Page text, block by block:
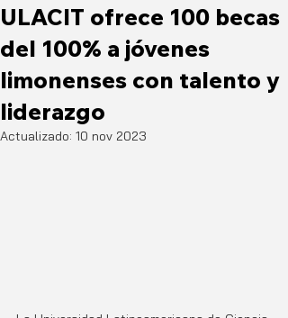
ULACIT ofrece 100 becas
del 100% a jóvenes
limonenses con talento y
liderazgo
Actualizado: 10 nov 2023